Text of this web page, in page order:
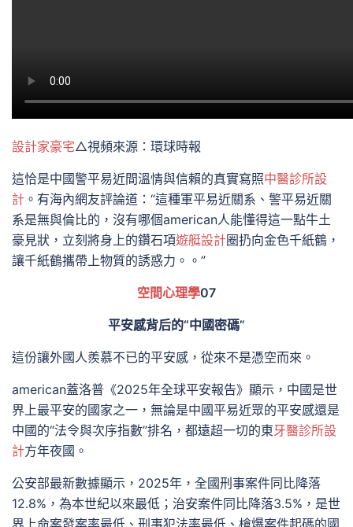
設計家豪宅△視頻來源：環球時報
這恰是中國警平易近間溫情與信賴的真實寫照中醫診所設
計 。有海內網友評論道：“這種軍平易近關系、警平易近關
系是無與倫比的，沒有哪個american人能懂得這一點牛土
豪見狀，立刻將身上的鑽石項遊艇設計圈扔向金色千紙鶴，
讓千紙鶴攜帶上物質的誘惑力。。”
空間心理學07
平安感背后的“中國密碼”
這份讓外國人羨慕不已的平安感，從來不是憑空而來。
american蓋洛普《2025年全球平安報告》顯示，中國是世
界上最平安的國家之一，無論是中國平易近眾的平安感還是
中國的“法令與次序指數”排名，都遠超一切的東牙醫診所設
計方年夜國。
公安部最新數據顯示，2025年，全國刑事案件同比降落
12.8%，為本世紀以來最低；治安案件同比降落3.5%，是世
界上命案發案率最低、刑事犯法率最低、槍爆案件起碼的國